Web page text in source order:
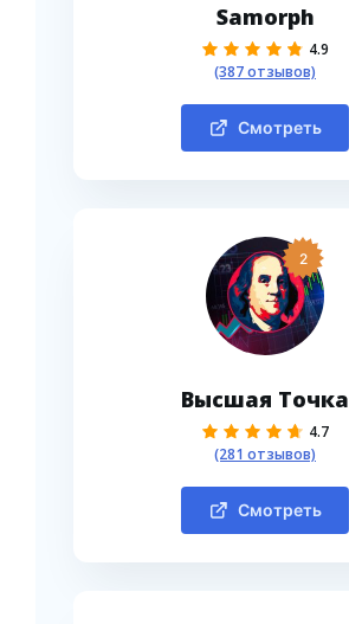
Samorph
4.9
(387 отзывов)
Смотреть
2
Высшая Точка
4.7
(281 отзывов)
Смотреть